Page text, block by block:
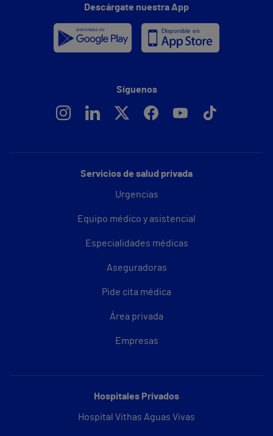
Servicios de salud privada
Urgencias
Equipo médico y asistencial
Especialidades médicas
Aseguradoras
Pide cita médica
Área privada
Empresas
Hospitales Privados
Hospital Vithas Aguas Vivas
Descárgate nuestra App
Síguenos